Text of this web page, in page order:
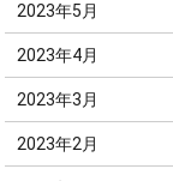
2023年5月
2023年4月
2023年3月
2023年2月